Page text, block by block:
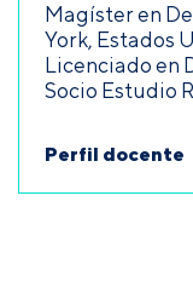
Magíster en
York, Estados
Licenciado en
Socio Estudio
Perfil docente